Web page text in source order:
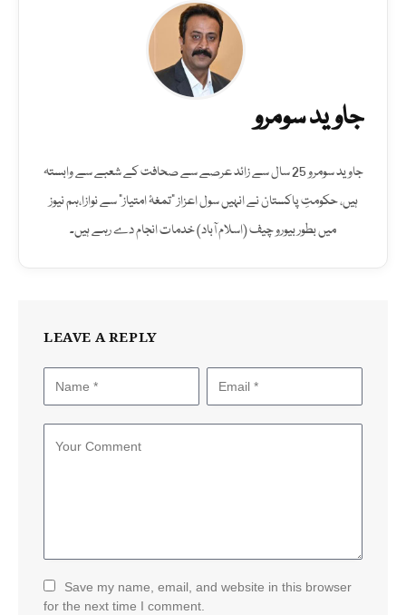
جاوید سومرو
جاوید سومرو 25 سال سے زائد عرصے سے صحافت کے شعبے سے وابستہ
ہیں، حکومتِ پاکستان نے انہیں سول اعزاز "تمغۂ امتیاز" سے نوازا،ہم نیوز
میں بطور بیورو چیف (اسلام آباد) خدمات انجام دے رہے ہیں۔
LEAVE A REPLY
Save my name, email, and website in this browser
for the next time I comment.